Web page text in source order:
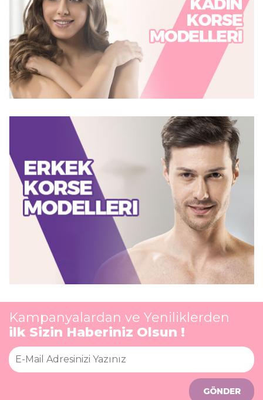
Kampanyalardan ve Yeniliklerden
ilk Sizin Haberiniz Olsun !